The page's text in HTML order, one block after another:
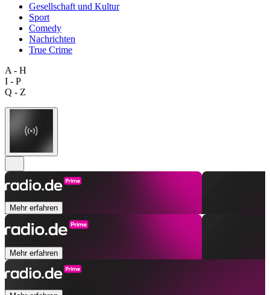
Gesellschaft und Kultur
Sport
Comedy
Nachrichten
True Crime
A - H
I - P
Q - Z
Mehr erfahren
Mehr erfahren